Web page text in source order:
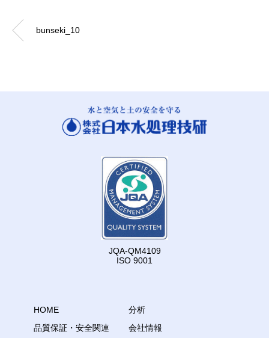
bunseki_10
JQA-QM4109
ISO 9001
HOME
品質保証・安全関連
分析
会社情報